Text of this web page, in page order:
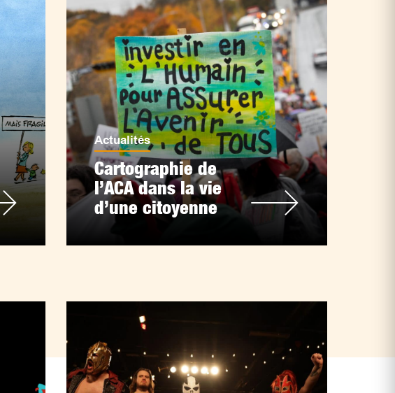
Actualités
Cartographie de
l’ACA dans la vie
d’une citoyenne